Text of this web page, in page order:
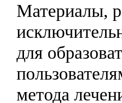
Материалы,
для
метода